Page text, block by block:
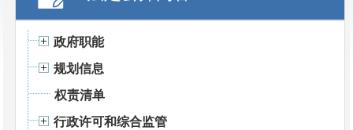
政府职能
规划信息
权责清单
行政许可和综合监管